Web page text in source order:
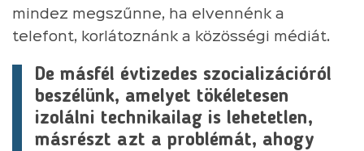
mindez megszűnne, ha elvennénk a
telefont, korlátoznánk a közösségi médiát.
De másfél évtizedes szocializációról
beszélünk, amelyet tökéletesen
izolálni technikailag is lehetetlen,
másrészt azt a problémát, ahogy